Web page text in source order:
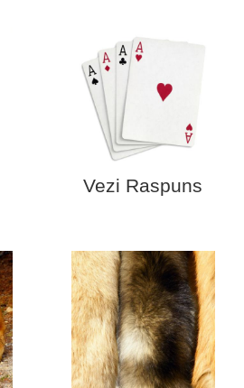
Vezi Raspuns